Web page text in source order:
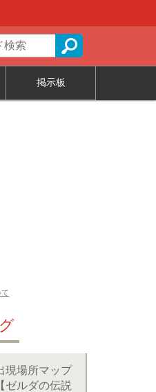
掲示板
現場所マップ
ゼルダの伝説